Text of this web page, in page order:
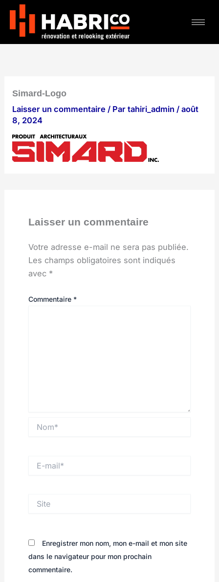
contenu
Simard-Logo
Laisser un commentaire / Partahiri_admin/août
8, 2024
Laisser un commentaire
Votre adresse e-mail ne sera pas publiée.
Les champs obligatoires sont indiqués
avec *
Commentaire *
mail*
Enregistrer mon nom, mon e-mail et mon site
dans le navigateur pour mon prochain
commentaire.